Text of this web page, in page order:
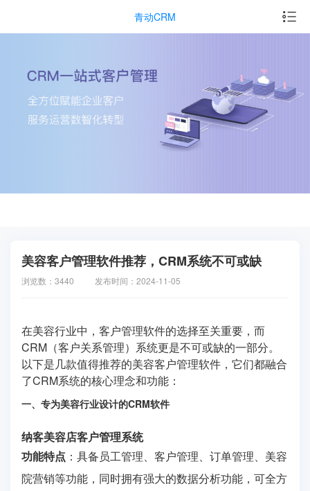
青动CRM
美容客户管理软件推荐，CRM系统不可或缺
浏览数：3440 发布时间：2024-11-05
在美容行业中，客户管理软件的选择至关重要，而
CRM（客户关系管理）系统更是不可或缺的一部分。
以下是几款值得推荐的美容客户管理软件，它们都融合
了CRM系统的核心理念和功能：
一、专为美容行业设计的CRM软件
纳客美容店客户管理系统
功能特点 ：具备员工管理、客户管理、订单管理、美容
院营销等功能，同时拥有强大的数据分析功能，可全方